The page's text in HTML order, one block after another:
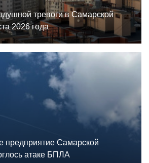
тревоги в Самарской
2026 года
Самарской
атаке БПЛА